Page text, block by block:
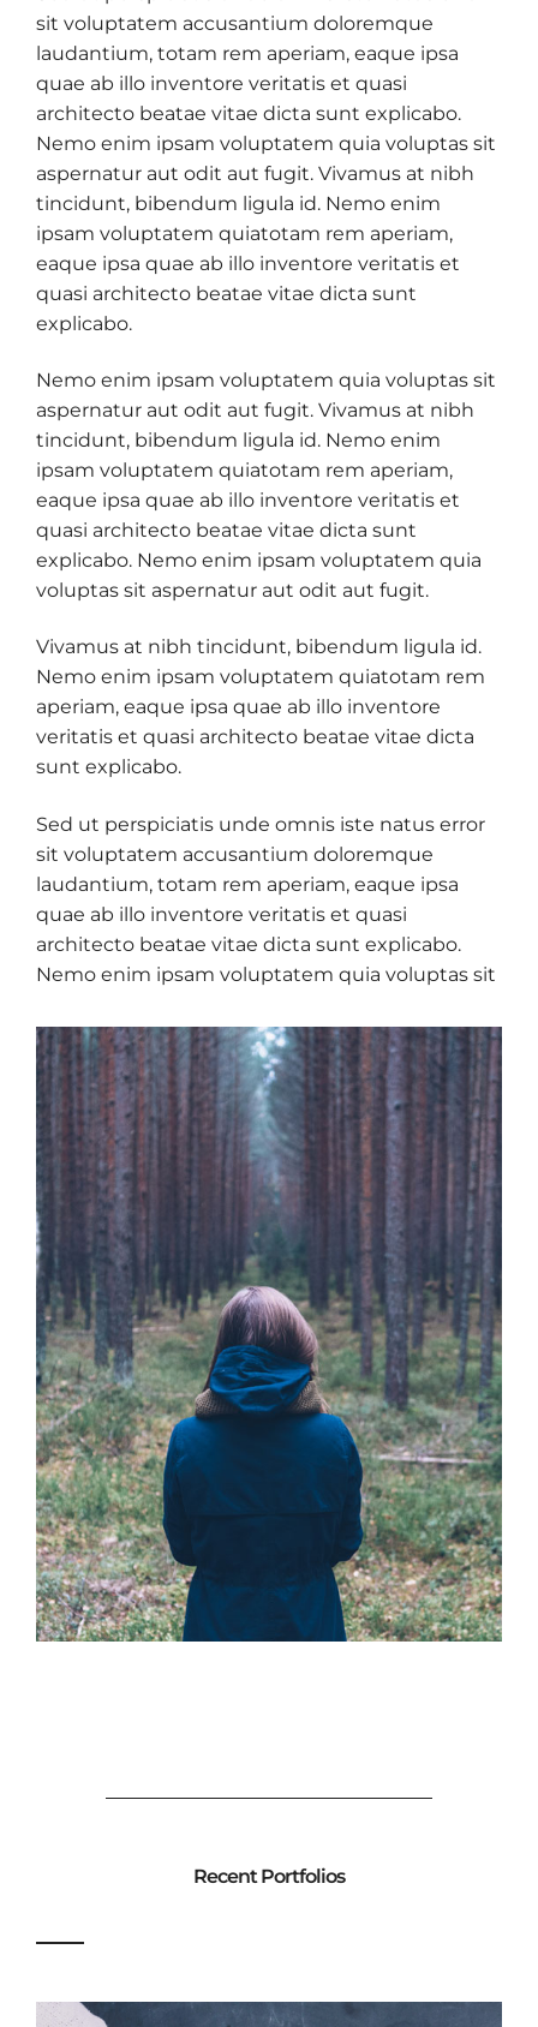
sit voluptatem accusantium doloremque
laudantium, totam rem aperiam, eaque ipsa
quae ab illo inventore veritatis et quasi
architecto beatae vitae dicta sunt explicabo.
Nemo enim ipsam voluptatem quia voluptas sit
aspernatur aut odit aut fugit. Vivamus at nibh
tincidunt, bibendum ligula id. Nemo enim
ipsam voluptatem quiatotam rem aperiam,
eaque ipsa quae ab illo inventore veritatis et
quasi architecto beatae vitae dicta sunt
explicabo.
Nemo enim ipsam voluptatem quia voluptas sit
aspernatur aut odit aut fugit. Vivamus at nibh
tincidunt, bibendum ligula id. Nemo enim
ipsam voluptatem quiatotam rem aperiam,
eaque ipsa quae ab illo inventore veritatis et
quasi architecto beatae vitae dicta sunt
explicabo. Nemo enim ipsam voluptatem quia
voluptas sit aspernatur aut odit aut fugit.
Vivamus at nibh tincidunt, bibendum ligula id.
Nemo enim ipsam voluptatem quiatotam rem
aperiam, eaque ipsa quae ab illo inventore
veritatis et quasi architecto beatae vitae dicta
sunt explicabo.
Sed ut perspiciatis unde omnis iste natus error
sit voluptatem accusantium doloremque
laudantium, totam rem aperiam, eaque ipsa
quae ab illo inventore veritatis et quasi
architecto beatae vitae dicta sunt explicabo.
Nemo enim ipsam voluptatem quia voluptas sit
Recent Portfolios